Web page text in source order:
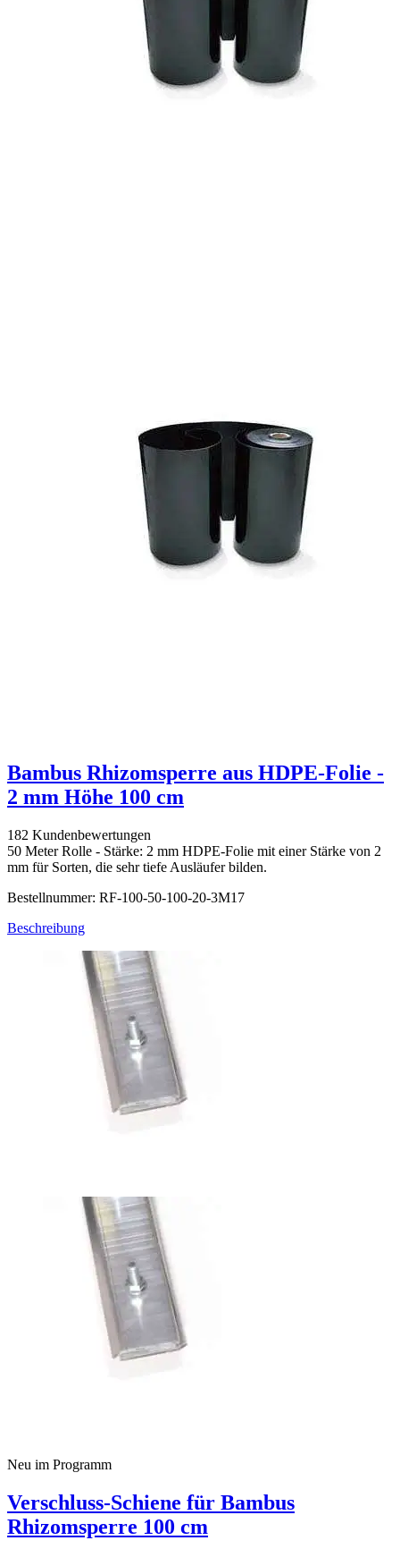
Bambus Rhizomsperre aus HDPE-Folie -
2 mm Höhe 100 cm
182 Kundenbewertungen
50 Meter Rolle - Stärke: 2 mm HDPE-Folie mit einer Stärke von 2
mm für Sorten, die sehr tiefe Ausläufer bilden.
Bestellnummer: RF-100-50-100-20-3M17
Beschreibung
Neu im Programm
Verschluss-Schiene für Bambus
Rhizomsperre 100 cm